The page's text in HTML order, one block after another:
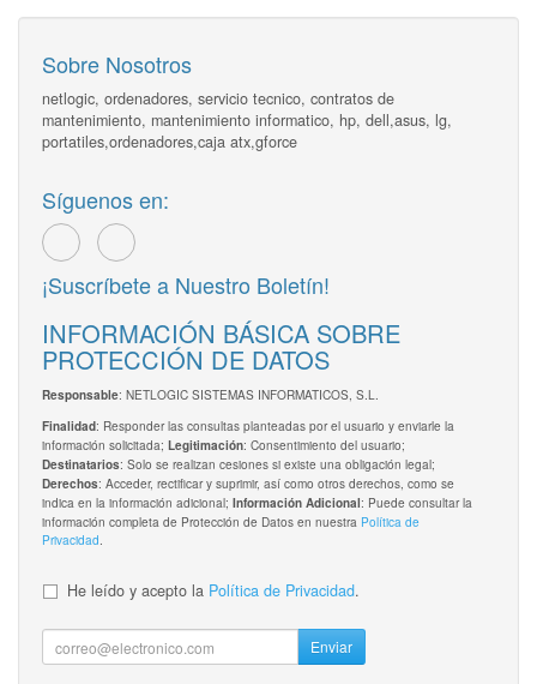
Sobre Nosotros
netlogic, ordenadores, servicio tecnico, contratos de
mantenimiento, mantenimiento informatico, hp, dell,asus, lg,
portatiles,ordenadores,caja atx,gforce
Síguenos en:
¡Suscríbete a Nuestro Boletín!
INFORMACIÓN BÁSICA SOBRE
PROTECCIÓN DE DATOS
Responsable: NETLOGIC SISTEMAS INFORMATICOS, S.L.
Finalidad: Responder las consultas planteadas por el usuario y enviarle la
información solicitada; Legitimación: Consentimiento del usuario;
Destinatarios: Solo se realizan cesiones si existe una obligación legal;
Derechos: Acceder, rectificar y suprimir, así como otros derechos, como se
indica en la información adicional; Información Adicional: Puede consultar la
información completa de Protección de Datos en nuestra Política de
Privacidad.
He leído y acepto la Política de Privacidad.
Enviar